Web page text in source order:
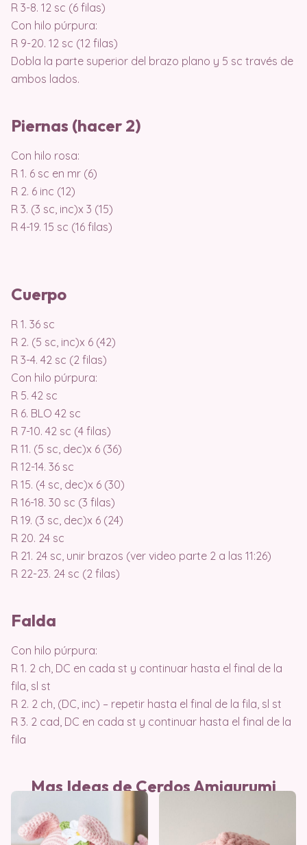
R 3-8. 12 sc (6 filas)
Con hilo púrpura:
R 9-20. 12 sc (12 filas)
Dobla la parte superior del brazo plano y 5 sc través de
ambos lados.
Piernas (hacer 2)
Con hilo rosa:
R 1. 6 sc en mr (6)
R 2. 6 inc (12)
R 3. (3 sc, inc)x 3 (15)
R 4-19. 15 sc (16 filas)
Cuerpo
R 1. 36 sc
R 2. (5 sc, inc)x 6 (42)
R 3-4. 42 sc (2 filas)
Con hilo púrpura:
R 5. 42 sc
R 6. BLO 42 sc
R 7-10. 42 sc (4 filas)
R 11. (5 sc, dec)x 6 (36)
R 12-14. 36 sc
R 15. (4 sc, dec)x 6 (30)
R 16-18. 30 sc (3 filas)
R 19. (3 sc, dec)x 6 (24)
R 20. 24 sc
R 21. 24 sc, unir brazos (ver video parte 2 a las 11:26)
R 22-23. 24 sc (2 filas)
Falda
Con hilo púrpura:
R 1. 2 ch, DC en cada st y continuar hasta el final de la
fila, sl st
R 2. 2 ch, (DC, inc) – repetir hasta el final de la fila, sl st
R 3. 2 cad, DC en cada st y continuar hasta el final de la
fila
Mas Ideas de Cerdos Amigurumi